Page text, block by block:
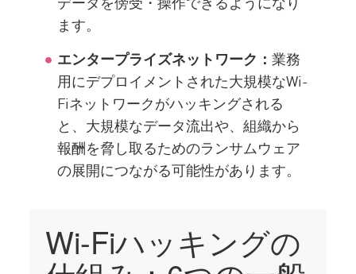
ます。
エンタープライズネットワーク：業務
用にデプロイメントされた大規模なWi-
Fiネットワークがハッキングされる
と、大規模なデータ流出や、組織から
報酬を脅し取るためのランサムウェア
の展開につながる可能性があります。
Wi-Fiハッキングの